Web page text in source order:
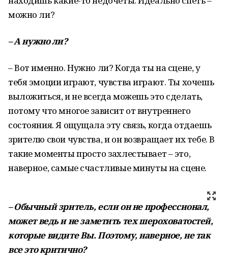
можно ли?
–Анужноли?
– Вот именно. Нужно ли? Когда ты на сцене, у
тебя эмоции играют, чувства играют. Ты хочешь
выложиться, и не всегда можешь это сделать,
потому что многое зависит от внутреннего
состояния. Я ощущала эту связь, когда отдаешь
зрителю свои чувства, и он возвращает их тебе. В
такие моменты просто захлестывает – это,
наверное, самые счастливые минуты на сцене.
–Обычный зритель, если оннепрофессионал,
можетведьинезаметить техшероховатостей,
которыевидитеВы.Поэтому,наверное,не так
всеэтокритично?